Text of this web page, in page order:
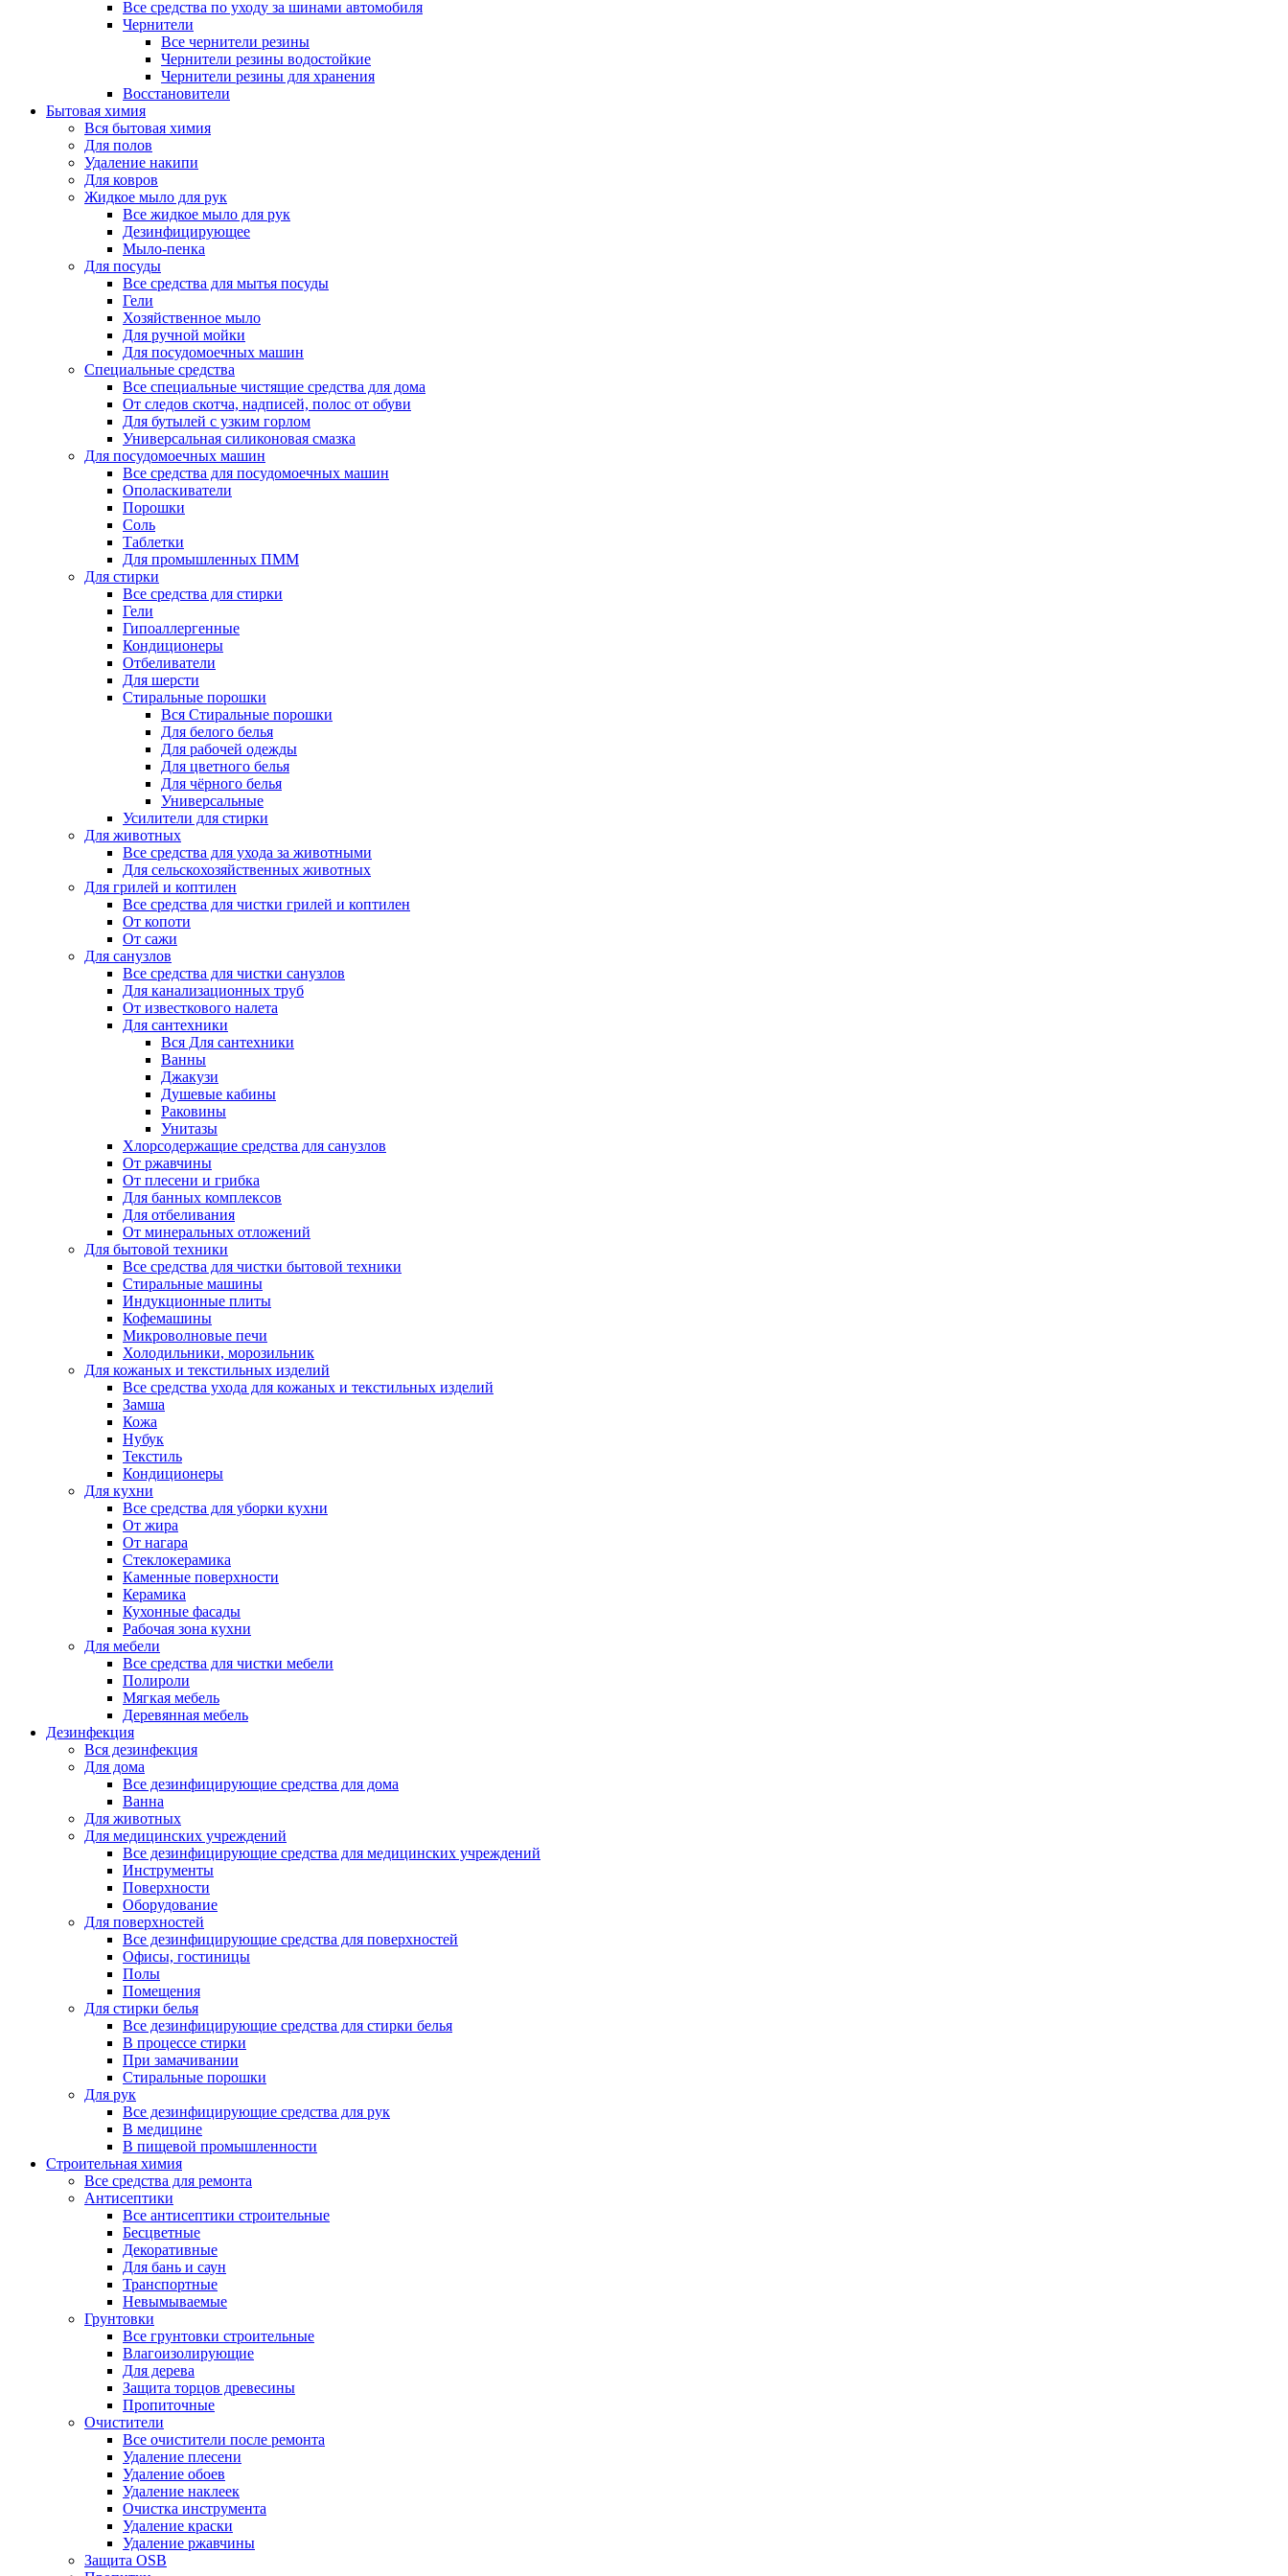
Все средства по уходу за шинами автомобиля
Чернители
Все чернители резины
Чернители резины водостойкие
Чернители резины для хранения
Восстановители
Бытовая химия
Вся бытовая химия
Для полов
Удаление накипи
Для ковров
Жидкое мыло для рук
Все жидкое мыло для рук
Дезинфицирующее
Мыло-пенка
Для посуды
Все средства для мытья посуды
Гели
Хозяйственное мыло
Для ручной мойки
Для посудомоечных машин
Специальные средства
Все специальные чистящие средства для дома
От следов скотча, надписей, полос от обуви
Для бутылей с узким горлом
Универсальная силиконовая смазка
Для посудомоечных машин
Все средства для посудомоечных машин
Ополаскиватели
Порошки
Соль
Таблетки
Для промышленных ПММ
Для стирки
Все средства для стирки
Гели
Гипоаллергенные
Кондиционеры
Отбеливатели
Для шерсти
Стиральные порошки
Вся Стиральные порошки
Для белого белья
Для рабочей одежды
Для цветного белья
Для чёрного белья
Универсальные
Усилители для стирки
Для животных
Все средства для ухода за животными
Для сельскохозяйственных животных
Для грилей и коптилен
Все средства для чистки грилей и коптилен
От копоти
От сажи
Для санузлов
Все средства для чистки санузлов
Для канализационных труб
От известкового налета
Для сантехники
Вся Для сантехники
Ванны
Джакузи
Душевые кабины
Раковины
Унитазы
Хлорсодержащие средства для санузлов
От ржавчины
От плесени и грибка
Для банных комплексов
Для отбеливания
От минеральных отложений
Для бытовой техники
Все средства для чистки бытовой техники
Стиральные машины
Индукционные плиты
Кофемашины
Микроволновые печи
Холодильники, морозильник
Для кожаных и текстильных изделий
Все средства ухода для кожаных и текстильных изделий
Замша
Кожа
Нубук
Текстиль
Кондиционеры
Для кухни
Все средства для уборки кухни
От жира
От нагара
Стеклокерамика
Каменные поверхности
Керамика
Кухонные фасады
Рабочая зона кухни
Для мебели
Все средства для чистки мебели
Полироли
Мягкая мебель
Деревянная мебель
Дезинфекция
Вся дезинфекция
Для дома
Все дезинфицирующие средства для дома
Ванна
Для животных
Для медицинских учреждений
Все дезинфицирующие средства для медицинских учреждений
Инструменты
Поверхности
Оборудование
Для поверхностей
Все дезинфицирующие средства для поверхностей
Офисы, гостиницы
Полы
Помещения
Для стирки белья
Все дезинфицирующие средства для стирки белья
В процессе стирки
При замачивании
Стиральные порошки
Для рук
Все дезинфицирующие средства для рук
В медицине
В пищевой промышленности
Строительная химия
Все средства для ремонта
Антисептики
Все антисептики строительные
Бесцветные
Декоративные
Для бань и саун
Транспортные
Невымываемые
Грунтовки
Все грунтовки строительные
Влагоизолирующие
Для дерева
Защита торцов древесины
Пропиточные
Очистители
Все очистители после ремонта
Удаление плесени
Удаление обоев
Удаление наклеек
Очистка инструмента
Удаление краски
Удаление ржавчины
Защита OSB